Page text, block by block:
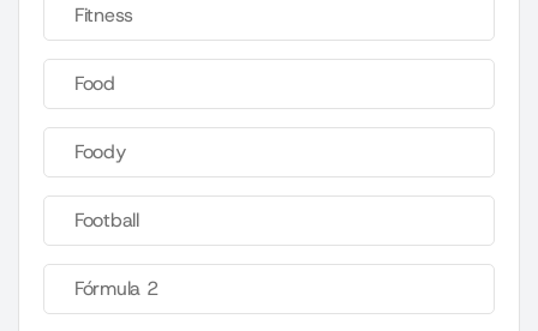
Fitness
Food
Foody
Football
Fórmula 2